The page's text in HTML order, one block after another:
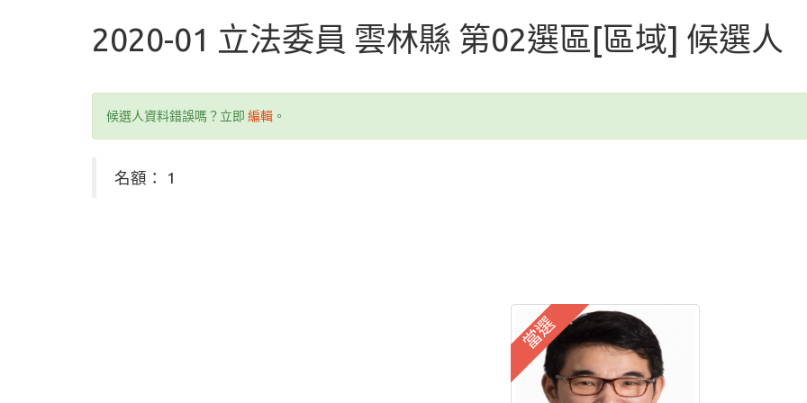
2020-01 立法委員 雲林縣 第02選區[區域] 候選人
候選人資料錯誤嗎？立即 編輯 。
名額： 1
當選